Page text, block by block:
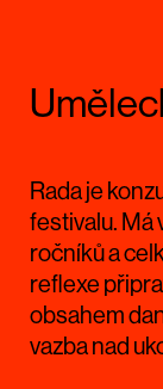
Rada je
festivalu. Má
ročníků a
reflexe
obsahem
vazba nad